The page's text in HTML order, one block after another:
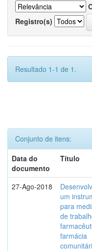
Registro(s)
Resultado 1-1 de 1.
Conjunto de itens:
Data do
documento
Título
27-Ago-2018
um
para
de
farmácia